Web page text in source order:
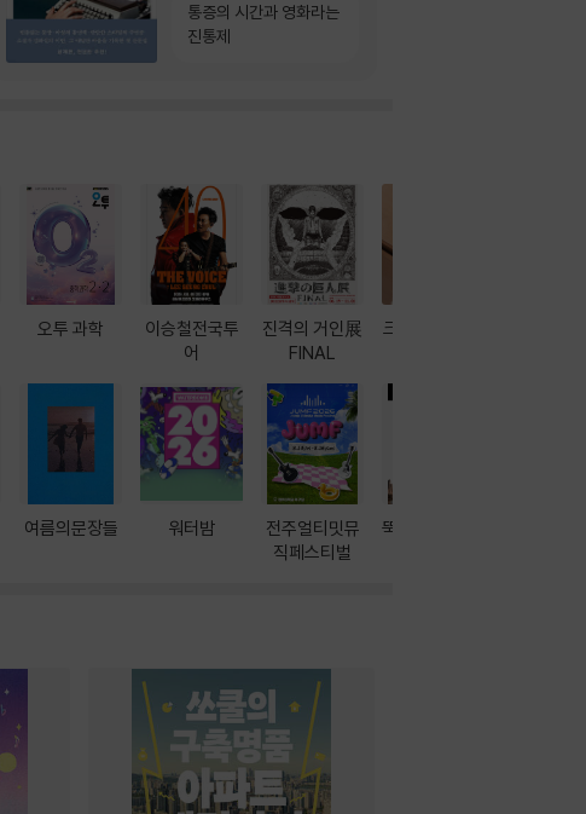
통증의 시간과 영화라는
진통제
오투 과학
여름의문장들
이승철전국투
어
워터밤
진격의 거인展
FINAL
전주얼티밋뮤
직페스티벌
크레마 이북 리
뚝딱! AI 3대장